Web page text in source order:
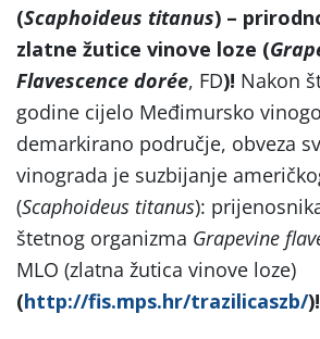
(Scaphoideus titanus) –
zlatne žutice vinove loze (
Flavescence dorée, FD)! Nakon
godine cijelo Međimursko
demarkirano područje, obveza
vinograda je suzbijanje
(Scaphoideus titanus):
štetnog organizma Grapevine
MLO (zlatna žutica vinove loze)
(http://fis.mps.hr/trazilicaszb/)!